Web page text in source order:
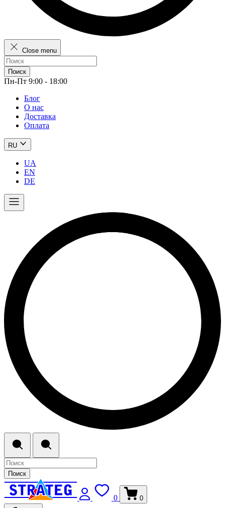
Close menu
Поиск
Пн-Пт 9:00 - 18:00
Блог
О нас
Доставка
Оплата
RU
UA
EN
DE
Поиск
0 0